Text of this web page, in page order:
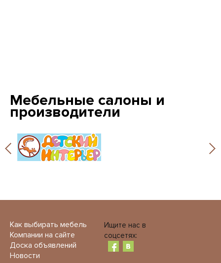
Мебельные салоны и
производители
Как выбирать мебель
Компании на сайте
Доска объявлений
Новости
Ищите нас в
соцсетях: